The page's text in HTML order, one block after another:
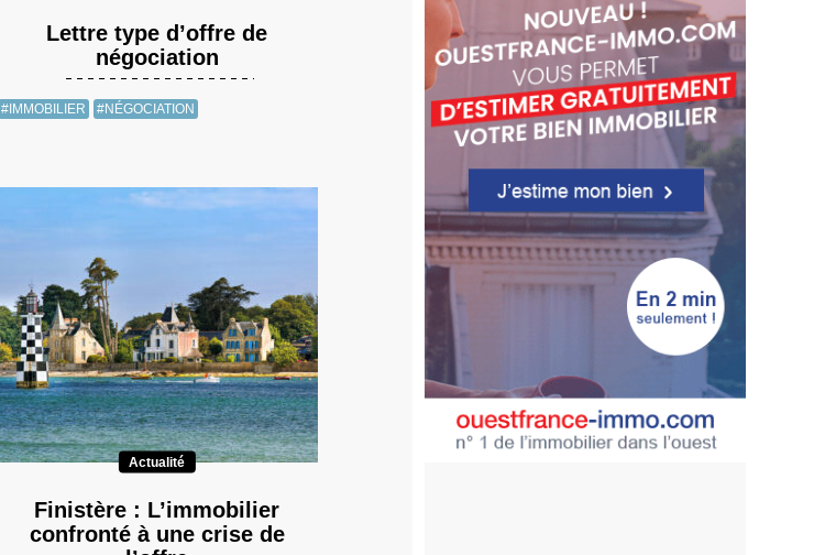
Lettre type d’offre de
négociation
#IMMOBILIER #NÉGOCIATION
Actualité
Finistère : L’immobilier
confronté à une crise de